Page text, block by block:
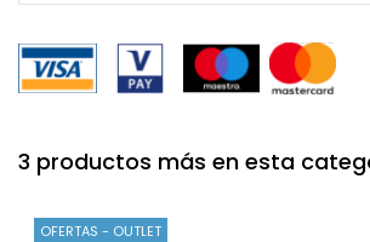
3 productos más en esta
OFERTAS - OUTLET